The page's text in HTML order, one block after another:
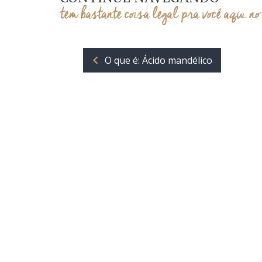
tem bastante coisa legal pra você aqui
O que é: Ácido mandélico